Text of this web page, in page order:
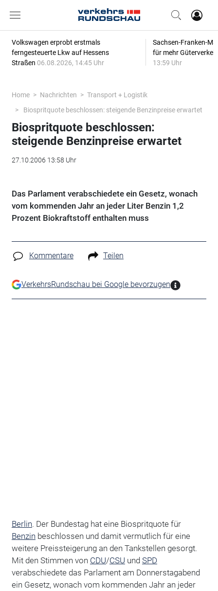
Volkswagen erprobt erstmals
ferngesteuerte Lkw auf Hessens
Straßen 06.08.2026, 14:45 Uhr
Sachsen-Franken-
für mehr
13:59 Uhr
Home Nachrichten
Transport + Logistik
Biospritquote beschlossen: steigende Benzinpreise erwartet
Biospritquote beschlossen:
steigende Benzinpreise erwartet
27.10.2006 13:58 Uhr
Das Parlament verabschiedete ein Gesetz, wonach
vom kommenden Jahr an jeder Liter Benzin 1,2
Prozent Biokraftstoff enthalten muss
Kommentare Teilen
VerkehrsRundschau bei Google bevorzugen
Berlin. Der Bundestag hat eine Biospritquote für
Benzin beschlossen und damit vermutlich für eine
weitere Preissteigerung an den Tankstellen gesorgt.
Mit den Stimmen von CDU/CSU und SPD
verabschiedete das Parlament am Donnerstagabend
ein Gesetz, wonach vom kommenden Jahr an jeder